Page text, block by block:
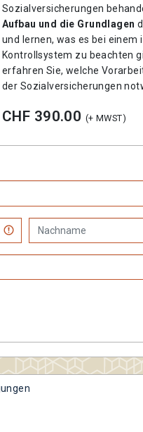
Sozialversicherungen
Aufbau und die Grundlagen
und lernen, was es bei einem
Kontrollsystem zu beachten
erfahren Sie, welche
der Sozialversicherungen
CHF 390.00 (+ MWST)